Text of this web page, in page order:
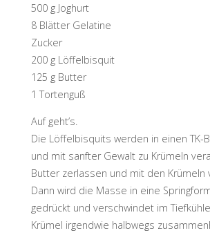
500 g Joghurt
8 Blätter Gelatine
Zucker
200 g Löffelbisquit
125 g Butter
1 Tortenguß
Auf geht’s.
Die Löffelbisquits werden in einen TK-
und mit sanfter Gewalt zu Krümeln
Butter zerlassen und mit den Krümeln
Dann wird die Masse in eine
gedrückt und verschwindet im
Krümel irgendwie halbwegs